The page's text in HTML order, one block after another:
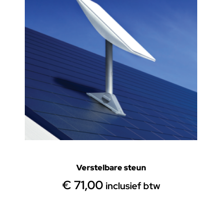
Verstelbare steun
€ 71,00 inclusief btw